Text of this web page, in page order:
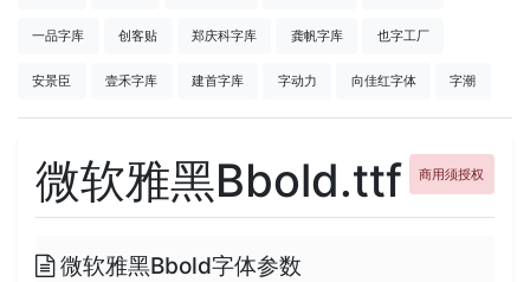
一品字库 创客贴 郑庆科字库 龚帆字库 也字工厂
安景臣 壹禾字库 建首字库 字动力 向佳红字体 字潮
微软雅黑Bbold.ttf 商用须授权
微软雅黑Bbold字体参数